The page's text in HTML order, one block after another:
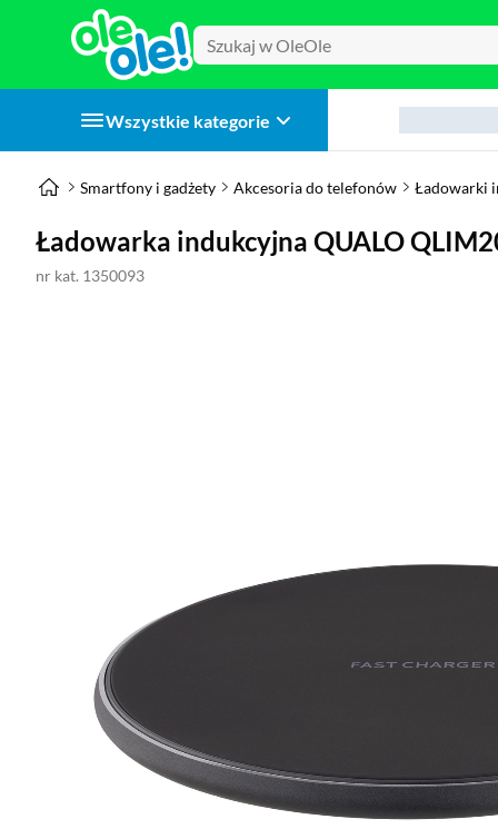
Wszystkie kategorie
Smartfony i gadżety Akcesoria do telefonów Ładowarki
Ładowarka indukcyjna QUALO
nr kat. 1350093